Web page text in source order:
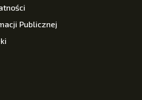
Publicznej